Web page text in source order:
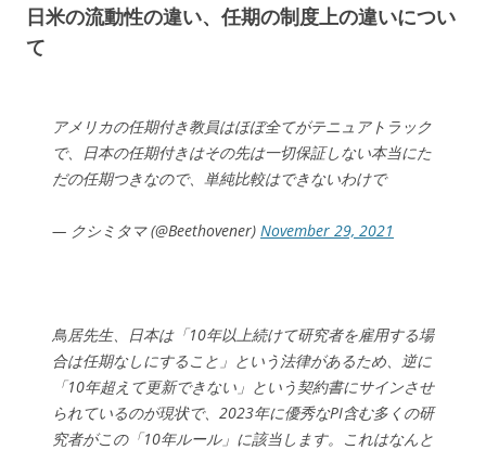
日米の流動性の違い、任期の制度上の違いについ
て
アメリカの任期付き教員はほぼ全てがテニュアトラック
で、日本の任期付きはその先は一切保証しない本当にた
だの任期つきなので、単純比較はできないわけで
— クシミタマ (@Beethovener) November 29, 2021
鳥居先生、日本は「10年以上続けて研究者を雇用する場
合は任期なしにすること」という法律があるため、逆に
「10年超えて更新できない」という契約書にサインさせ
られているのが現状で、2023年に優秀なPI含む多くの研
究者がこの「10年ルール」に該当します。これはなんと